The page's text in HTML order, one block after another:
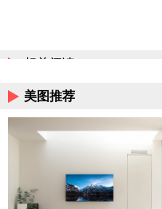
相关阅读
美图推荐